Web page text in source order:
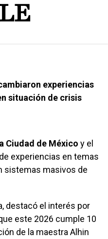
experiencias
situación de crisis
Ciudad de México y el
experiencias en temas
sistemas masivos de
destacó el interés por
este 2026 cumple 10
de la maestra Alhin